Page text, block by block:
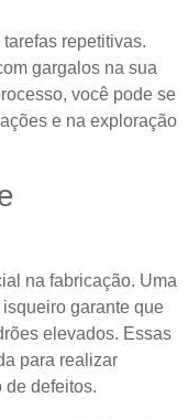
repetitivas.
gargalos na sua
você pode se
e na exploração
na fabricação. Uma
garante que
elevados. Essas
para realizar
de defeitos.